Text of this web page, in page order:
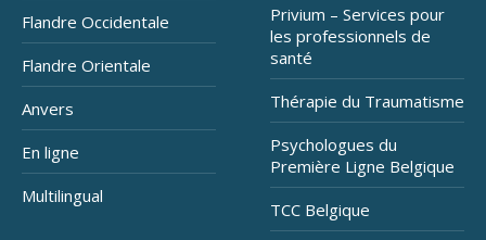
Flandre Occidentale
Flandre Orientale
Anvers
En ligne
Multilingual
Privium – Services pour
les professionnels de
santé
Thérapie du Traumatisme
Psychologues du
Première Ligne Belgique
TCC Belgique